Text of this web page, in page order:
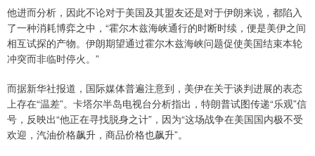
他进而分析，因此不论对于美国及其盟友还是对于伊朗来说，都陷入
了一种消耗博弈之中，“霍尔木兹海峡通行的时断时续，便是美伊之间
相互试探的产物。伊朗期望通过霍尔木兹海峡问题促使美国结束本轮
冲突而非临时停火。”
而据新华社报道，国际媒体普遍注意到，美伊在关于谈判进展的表态
上存在“温差”。卡塔尔半岛电视台分析指出，特朗普试图传递“乐观”信
号，反映出“他正在寻找脱身之计”，因为“这场战争在美国国内极不受
欢迎，汽油价格飙升，商品价格也飙升”。